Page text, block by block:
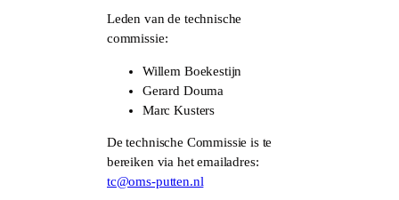
Leden van de technische
commissie:
Willem Boekestijn
Gerard Douma
Marc Kusters
De technische Commissie is te
bereiken via het emailadres:
tc@oms-putten.nl